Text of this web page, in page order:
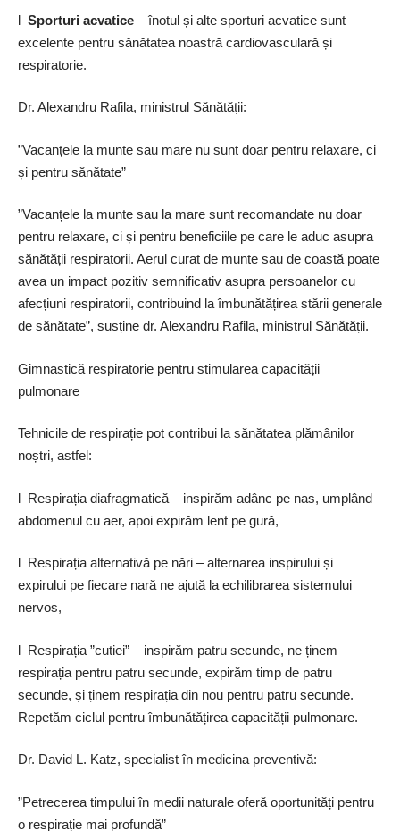
l Sporturi acvatice – înotul și alte sporturi acvatice sunt
excelente pentru sănătatea noastră cardiovasculară și
respiratorie.
Dr. Alexandru Rafila, ministrul Sănătății:
”Vacanțele la munte sau mare nu sunt doar pentru relaxare, ci
și pentru sănătate”
”Vacanțele la munte sau la mare sunt recomandate nu doar
pentru relaxare, ci și pentru beneficiile pe care le aduc asupra
sănătății respiratorii. Aerul curat de munte sau de coastă poate
avea un impact pozitiv semnificativ asupra persoanelor cu
afecțiuni respiratorii, contribuind la îmbunătățirea stării generale
de sănătate”, susține dr. Alexandru Rafila, ministrul Sănătății.
Gimnastică respiratorie pentru stimularea capacității
pulmonare
Tehnicile de respirație pot contribui la sănătatea plămânilor
noștri, astfel:
l Respirația diafragmatică – inspirăm adânc pe nas, umplând
abdomenul cu aer, apoi expirăm lent pe gură,
l Respirația alternativă pe nări – alternarea inspirului și
expirului pe fiecare nară ne ajută la echilibrarea sistemului
nervos,
l Respirația ”cutiei” – inspirăm patru secunde, ne ținem
respirația pentru patru secunde, expirăm timp de patru
secunde, și ținem respirația din nou pentru patru secunde.
Repetăm ciclul pentru îmbunătățirea capacității pulmonare.
Dr. David L. Katz, specialist în medicina preventivă:
”Petrecerea timpului în medii naturale oferă oportunități pentru
o respirație mai profundă”